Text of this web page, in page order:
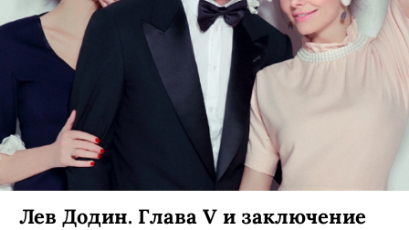
Лев Додин. Глава V и заключение